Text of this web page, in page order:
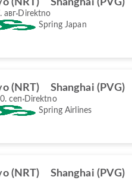
(NRT) Shanghai (PVG)
авг Direktno
Spring Japan
(NRT) Shanghai (PVG)
сеп Direktno
Spring Airlines
(NRT) Shanghai (PVG)